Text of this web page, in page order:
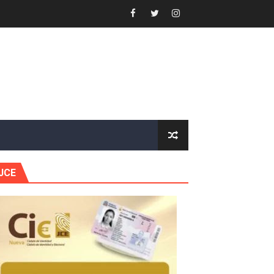
en Manabao
y Ejército RD
Justicia.
mujer presidente de la República
después
Norte